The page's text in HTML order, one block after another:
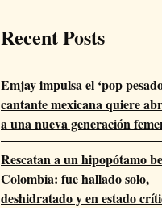
Recent Posts
Emjay impulsa el ‘pop
cantante mexicana quiere
a una nueva generación
Rescatan a un hipopótamo
Colombia: fue hallado solo,
deshidratado y en estado